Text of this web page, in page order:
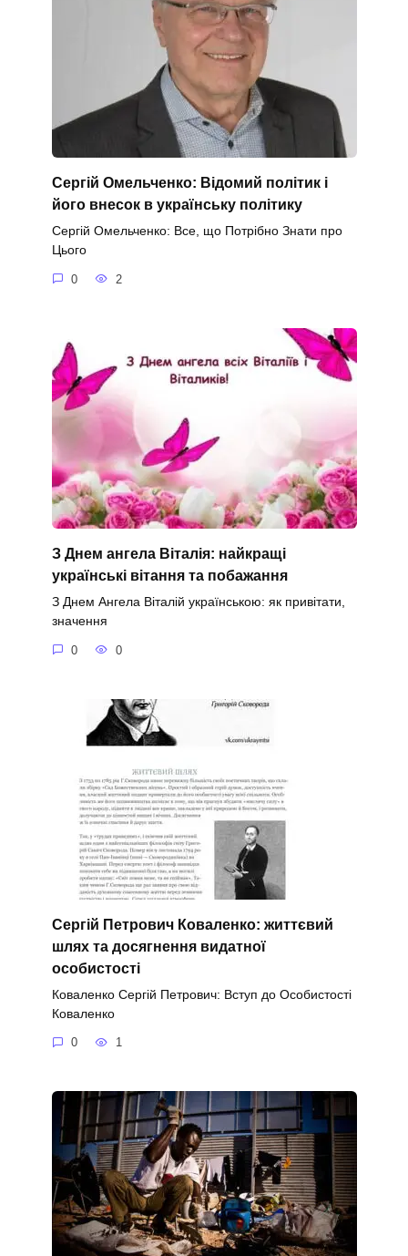
Сергій Омельченко: Відомий політик і
його внесок в українську політику
Сергій Омельченко: Все, що Потрібно Знати про
Цього
0 2
З Днем ангела Віталія: найкращі
українські вітання та побажання
З Днем Ангела Віталій українською: як привітати,
значення
0 0
Сергій Петрович Коваленко: життєвий
шлях та досягнення видатної
особистості
Коваленко Сергій Петрович: Вступ до Особистості
Коваленко
0 1